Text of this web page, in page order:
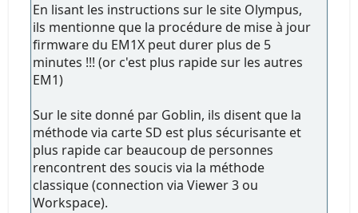
En lisant les instructions sur le site Olympus,
ils mentionne que la procédure de mise à jour
firmware du EM1X peut durer plus de 5
minutes !!! (or c'est plus rapide sur les autres
EM1)
Sur le site donné par Goblin, ils disent que la
méthode via carte SD est plus sécurisante et
plus rapide car beaucoup de personnes
rencontrent des soucis via la méthode
classique (connection via Viewer 3 ou
Workspace).